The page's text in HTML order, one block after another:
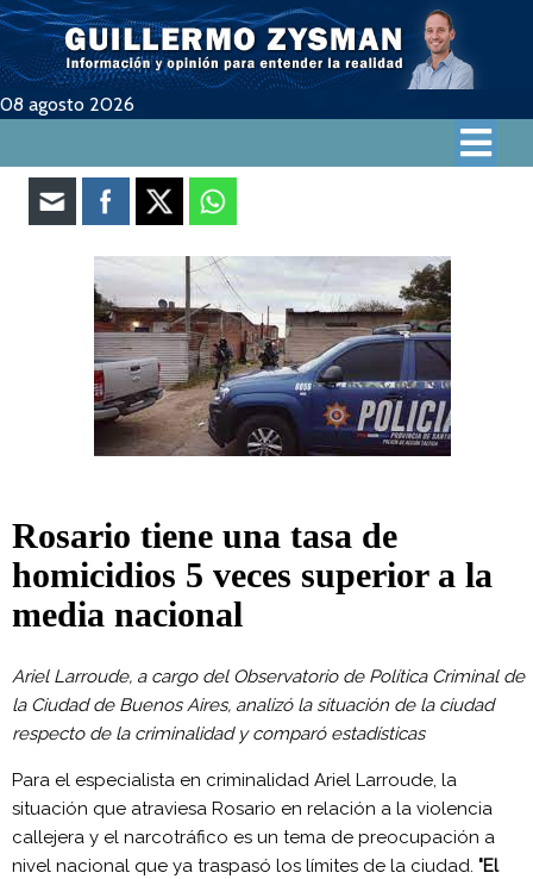
08 agosto 2026
Rosario tiene una tasa de
homicidios 5 veces superior a la
media nacional
Ariel Larroude, a cargo del Observatorio de Política Criminal de
la Ciudad de Buenos Aires, analizó la situación de la ciudad
respecto de la criminalidad y comparó estadísticas
Para el especialista en criminalidad Ariel Larroude, la
situación que atraviesa Rosario en relación a la violencia
callejera y el narcotráfico es un tema de preocupación a
nivel nacional que ya traspasó los límites de la ciudad. "El